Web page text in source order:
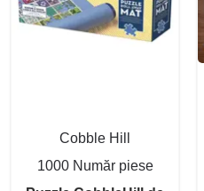
Cobble Hill
1000 Număr piese